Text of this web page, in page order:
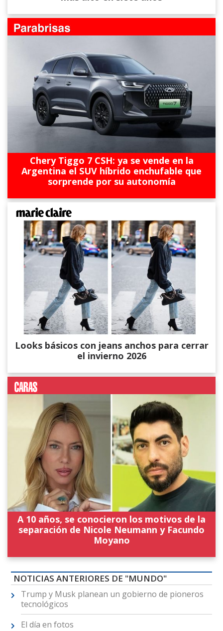
Chery Tiggo 7 CSH: ya se vende en la
Argentina el SUV híbrido enchufable que
sorprende por su autonomía
Looks básicos con jeans anchos para cerrar
el invierno 2026
A 10 años, se conocieron los motivos de la
separación de Nicole Neumann y Facundo
Moyano
NOTICIAS ANTERIORES DE "MUNDO"
Trump y Musk planean un gobierno de pioneros
tecnológicos
El día en fotos